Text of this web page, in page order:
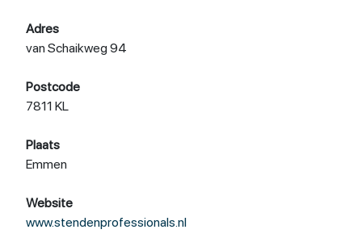
Adres
van Schaikweg 94
Postcode
7811 KL
Plaats
Emmen
Website
www.stendenprofessionals.nl